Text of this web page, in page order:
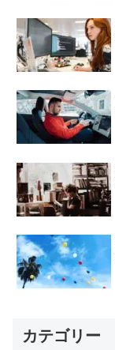
カテゴリー